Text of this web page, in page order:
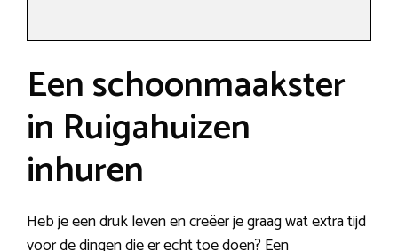
Een schoonmaakster
in Ruigahuizen
inhuren
Heb je een druk leven en creëer je graag wat extra tijd
voor de dingen die er echt toe doen? Een